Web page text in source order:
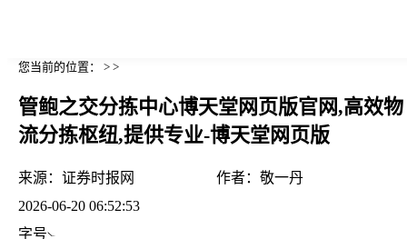
您当前的位置： > >
管鲍之交分拣中心博天堂网页版官网,高效物
流分拣枢纽,提供专业-博天堂网页版
来源： 证券时报网 作者： 敬一丹
2026-06-20 06:52:53
字号